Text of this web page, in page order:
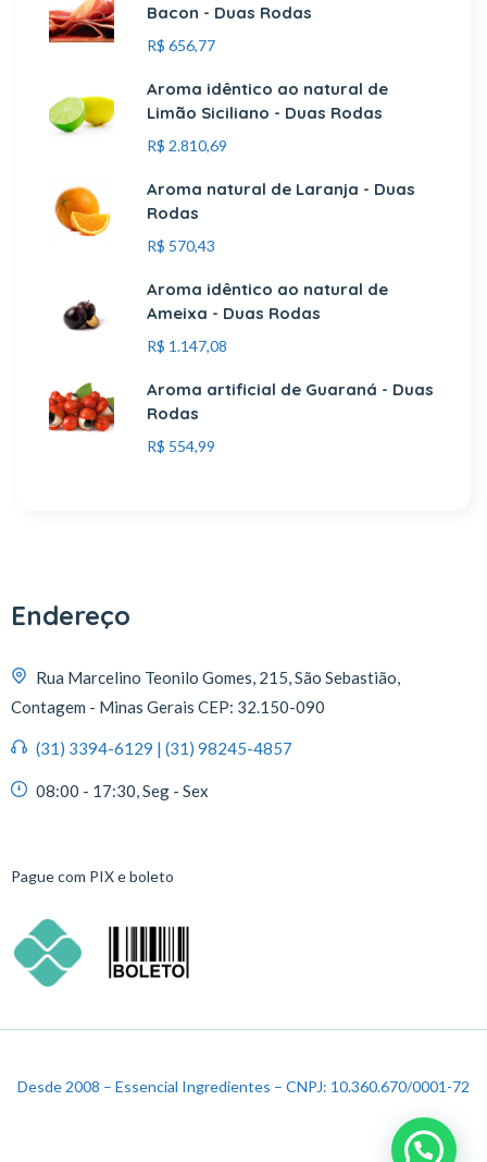
Bacon - Duas Rodas
R$ 656,77
Aroma idêntico ao natural de
Limão Siciliano - Duas Rodas
R$ 2.810,69
Aroma natural de Laranja - Duas
Rodas
R$ 570,43
Aroma idêntico ao natural de
Ameixa - Duas Rodas
R$ 1.147,08
Aroma artificial de Guaraná - Duas
Rodas
R$ 554,99
Endereço
Rua Marcelino Teonilo Gomes, 215, São Sebastião,
Contagem - Minas Gerais CEP: 32.150-090
(31) 3394-6129 | (31) 98245-4857
08:00 - 17:30, Seg - Sex
Pague com PIX e boleto
Desde 2008 – Essencial Ingredientes – CNPJ: 10.360.670/0001-72